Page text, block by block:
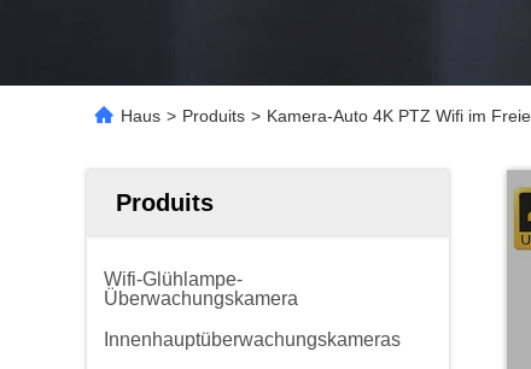
Haus > Produits > Kamera-Auto 4K PTZ Wifi im
Produits
Wifi-Glühlampe-
Überwachungskamera
Innenhauptüberwachungskameras